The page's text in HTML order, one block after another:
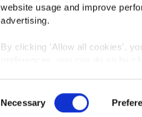
website usage and improve
advertising.
By clicking 'Allow all cookies',
any time by clicking on the
Selection
Necessary
FAQ